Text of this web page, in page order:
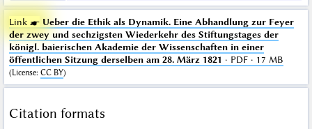
Link ☛ Ueber die Ethik als Dynamik. Eine Abhandlung zur Feyer
der zwey und sechzigsten Wiederkehr des Stiftungstages der
königl. baierischen Akademie der Wissenschaften in einer
öffentlichen Sitzung derselben am 28. März 1821 · PDF · 17 MB
(License: CC BY)
Citation formats